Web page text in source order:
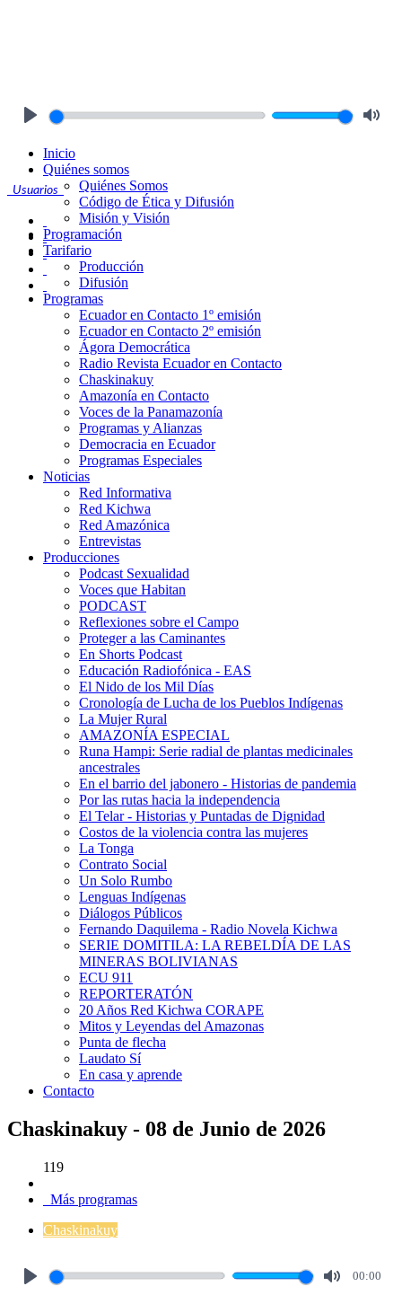
Usuarios
Inicio
Quiénes somos
Quiénes Somos
Código de Ética y Difusión
Misión y Visión
Programación
Tarifario
Producción
Difusión
Programas
Ecuador en Contacto 1º emisión
Ecuador en Contacto 2º emisión
Ágora Democrática
Radio Revista Ecuador en Contacto
Chaskinakuy
Amazonía en Contacto
Voces de la Panamazonía
Programas y Alianzas
Democracia en Ecuador
Programas Especiales
Noticias
Red Informativa
Red Kichwa
Red Amazónica
Entrevistas
Producciones
Podcast Sexualidad
Voces que Habitan
PODCAST
Reflexiones sobre el Campo
Proteger a las Caminantes
En Shorts Podcast
Educación Radiofónica - EAS
El Nido de los Mil Días
Cronología de Lucha de los Pueblos Indígenas
La Mujer Rural
AMAZONÍA ESPECIAL
Runa Hampi: Serie radial de plantas medicinales
ancestrales
En el barrio del jabonero - Historias de pandemia
Por las rutas hacia la independencia
El Telar - Historias y Puntadas de Dignidad
Costos de la violencia contra las mujeres
La Tonga
Contrato Social
Un Solo Rumbo
Lenguas Indígenas
Diálogos Públicos
Fernando Daquilema - Radio Novela Kichwa
SERIE DOMITILA: LA REBELDÍA DE LAS
MINERAS BOLIVIANAS
ECU 911
REPORTERATÓN
20 Años Red Kichwa CORAPE
Mitos y Leyendas del Amazonas
Punta de flecha
Laudato Sí
En casa y aprende
Contacto
Chaskinakuy - 08 de Junio de 2026
119
Más programas
Chaskinakuy
00:00